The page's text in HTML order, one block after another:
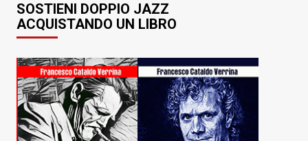
SOSTIENI DOPPIO JAZZ
ACQUISTANDO UN LIBRO